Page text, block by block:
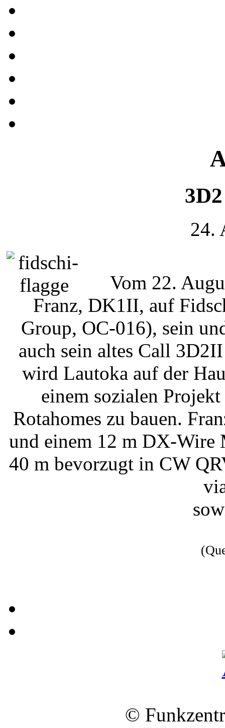
24.
Vom 22.
Franz, DK1II, auf
Group, OC-016), sein
auch sein altes Call
wird Lautoka auf der
einem sozialen
Rotahomes zu bauen.
und einem 12 m DX-Wire
40 m bevorzugt in CW
©